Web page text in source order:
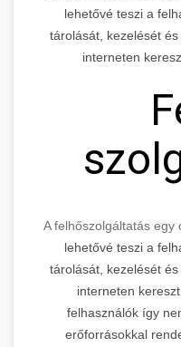
lehetővé teszi a
tárolását, kezelését
interneten
A felhőszolgáltatás egy
lehetővé teszi a
tárolását, kezelését
interneten
felhasználók így
erőforrásokkal